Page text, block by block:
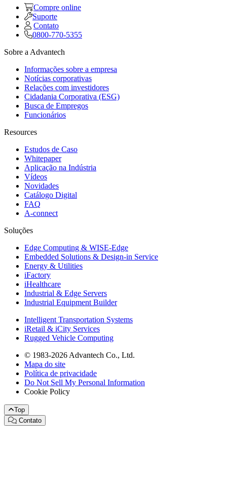
Compre online
Suporte
Contato
0800-770-5355
Sobre a Advantech
Informações sobre a empresa
Notícias corporativas
Relações com investidores
Cidadania Corporativa (ESG)
Busca de Empregos
Funcionários
Resources
Estudos de Caso
Whitepaper
Aplicação na Indústria
Vídeos
Novidades
Catálogo Digital
FAQ
A-connect
Soluções
Edge Computing & WISE-Edge
Embedded Solutions & Design-in Service
Energy & Utilities
iFactory
iHealthcare
Industrial & Edge Servers
Industrial Equipment Builder
Intelligent Transportation Systems
iRetail & iCity Services
Rugged Vehicle Computing
© 1983-2026 Advantech Co., Ltd.
Mapa do site
Política de privacidade
Do Not Sell My Personal Information
Cookie Policy
Top
Contato